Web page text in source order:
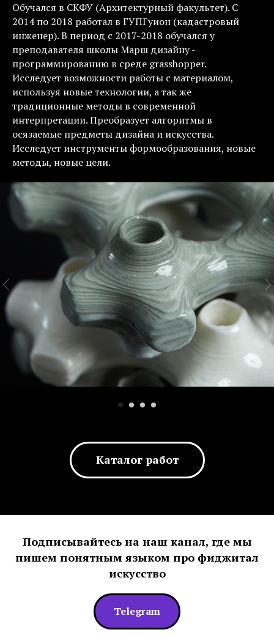
Обучался в СКФУ (Архитектурный факультет). С
2014 по 2018 работал в ГУПГуион (кадастровый
инженер). В период с 2017-2018 обучался у
преподавателя школы Марш дизайну -
программированию в среде grasshopper.
Исследует возможности работы с материалом,
используя новые технологии, а так же
традиционные методы в современной
интерпретации. Преобразует алгоритмы в
осязаемые предметы дизайна и искусства.
Исследует инструменты формообразования, новые
методы, новые цели.
Каталог работ
Подписывайтесь на наш канал, где мы
пишем понятным языком про фиджитал
искусство
Telegram